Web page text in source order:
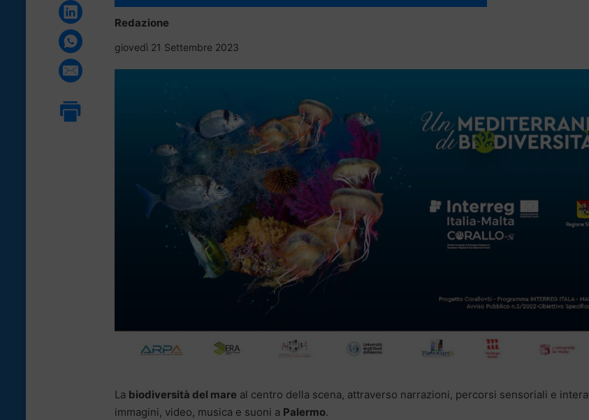
Redazione
giovedì 21 Settembre 2023
La biodiversità del mare al centro della scena, attraverso narrazioni, percorsi sensoriali e
immagini, video, musica e suoni a Palermo.